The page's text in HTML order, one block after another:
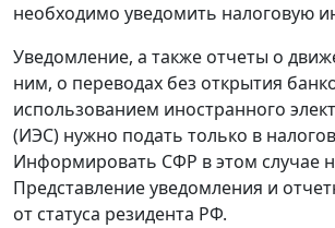
необходимо уведомить налоговую
Уведомление, а также отчеты о
ним, о переводах без открытия
использованием иностранного
(ИЭС) нужно подать только в
Информировать СФР в этом случае
Представление уведомления и
от статуса резидента РФ.